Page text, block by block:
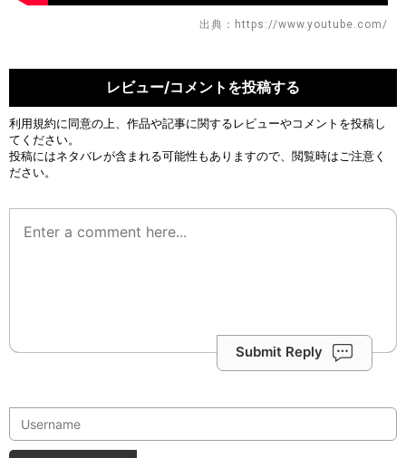
出典：https://www.youtube.com/
レビュー/コメントを投稿する
利用規約に同意の上、作品や記事に関するレビューやコメントを投稿し
てください。
投稿にはネタバレが含まれる可能性もありますので、閲覧時はご注意く
ださい。
Submit Reply